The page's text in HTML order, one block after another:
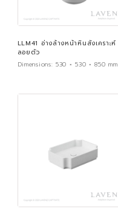
LLM41 อ่างล้างหน้าหินสังเคราะห์
ลอยตัว
Dimensions:530 × 530 × 850 mm